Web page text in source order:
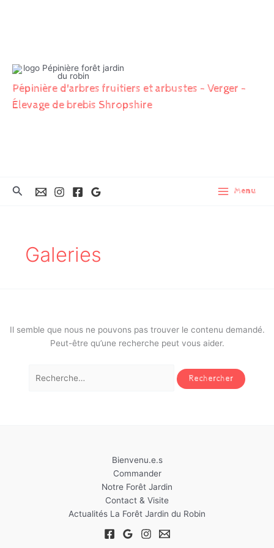
Pépinière d'arbres fruitiers et arbustes - Verger -
Élevage de brebis Shropshire
Rechercher Menu
Galeries
Il semble que nous ne pouvons pas trouver le contenu demandé.
Peut-être qu’une recherche peut vous aider.
Bienvenu.e.s
Commander
Notre Forêt Jardin
Contact & Visite
Actualités La Forêt Jardin du Robin